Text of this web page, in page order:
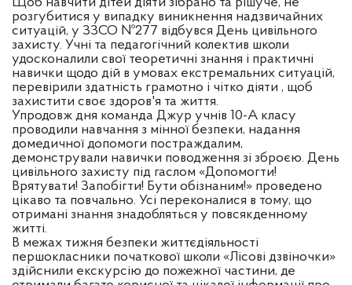
розгубитися у випадку виникнення надзвичайних
ситуацій, у ЗЗСО №277 відбувся День цивільного
захисту. Учні та педагогічний колектив школи
удосконалили свої теоретичні знання і практичні
навички щодо дій в умовах екстремальних ситуацій,
перевірили здатність грамотно і чітко діяти , щоб
захистити своє здоров'я та життя.
Упродовж дня команда Джур учнів 10-А класу
проводили навчання з мінної безпеки, надання
домедичної допомоги постраждалим,
демонстрували навички поводження зі зброєю. День
цивільного захисту під гаслом «Допомогти!
Врятувати! Запобігти! Бути обізнаним!» проведено
цікаво та повчально. Усі переконалися в тому, що
отримані знання знадобляться у повсякденному
житті.
В межах тижня безпеки життєдіяльності
першокласники початкової школи «Лісові дзвіночки»
здійснили екскурсію до пожежної частини, де